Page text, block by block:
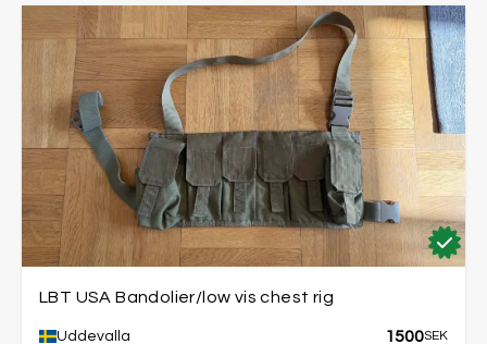
LBT USA Bandolier/low vis chest rig
Uddevalla 1500SEK